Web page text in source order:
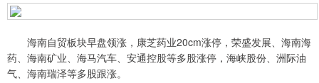
海南自贸板块早盘领涨，康芝药业20cm涨停，荣盛发展、海南海
药、海南矿业、海马汽车、安通控股等多股涨停，海峡股份、洲际油
气、海南瑞泽等多股跟涨。